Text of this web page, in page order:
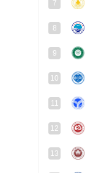
7
8
9
10
11
12
13